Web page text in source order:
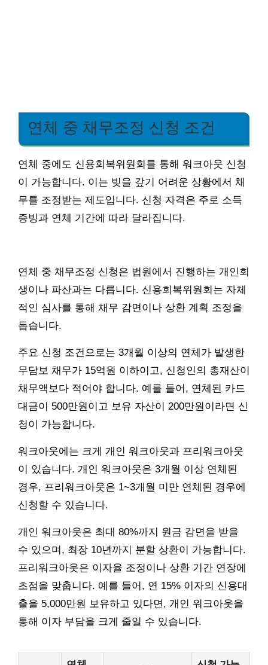
연체 중 채무조정 신청 조건
연체 중에도 신용회복위원회를 통해 워크아웃 신청
이 가능합니다. 이는 빚을 갚기 어려운 상황에서 채
무를 조정받는 제도입니다. 신청 자격은 주로 소득
증빙과 연체 기간에 따라 달라집니다.
연체 중 채무조정 신청은 법원에서 진행하는 개인회
생이나 파산과는 다릅니다. 신용회복위원회는 자체
적인 심사를 통해 채무 감면이나 상환 계획 조정을
돕습니다.
주요 신청 조건으로는 3개월 이상의 연체가 발생한
무담보 채무가 15억원 이하이고, 신청인의 총재산이
채무액보다 적어야 합니다. 예를 들어, 연체된 카드
대금이 500만원이고 보유 자산이 200만원이라면 신
청이 가능합니다.
워크아웃에는 크게 개인 워크아웃과 프리워크아웃
이 있습니다. 개인 워크아웃은 3개월 이상 연체된
경우, 프리워크아웃은 1~3개월 미만 연체된 경우에
신청할 수 있습니다.
개인 워크아웃은 최대 80%까지 원금 감면을 받을
수 있으며, 최장 10년까지 분할 상환이 가능합니다.
프리워크아웃은 이자율 조정이나 상환 기간 연장에
초점을 맞춥니다. 예를 들어, 연 15% 이자의 신용대
출을 5,000만원 보유하고 있다면, 개인 워크아웃을
통해 이자 부담을 크게 줄일 수 있습니다.